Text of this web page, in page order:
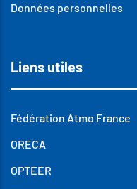
Données personnelles
Liens utiles
Fédération Atmo France
ORECA
OPTEER